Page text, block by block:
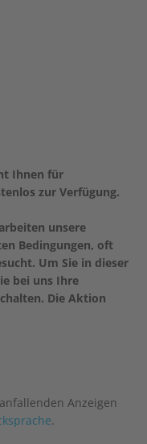
Ihnen für
zur Verfügung.
unsere
Bedingungen, oft
Um Sie in dieser
bei uns Ihre
Die Aktion
Anzeigen
.